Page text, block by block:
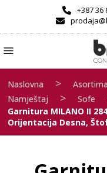
+387 36
Naslovna >
Namještaj > Sofe
Garnitura MILANO II
Orijentacija Desna, Štof